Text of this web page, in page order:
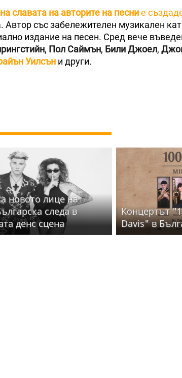
славата на авторите на песние
Автор със забележителен музикален
издание на песен. Сред вече
, Пол Саймън, Били Джоел,
Уилсън и други.
новото лице на
следа в
денс сцена
Концертът
Davis" в